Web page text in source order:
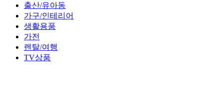
출산/유아동
가구/인테리어
생활용품
가전
렌탈/여행
TV상품